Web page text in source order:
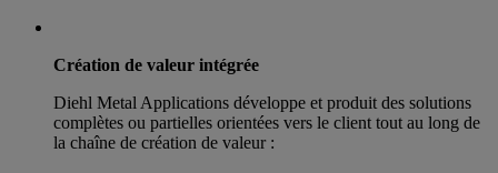
Création de valeur intégrée
Diehl Metal Applications développe et produit des solutions
complètes ou partielles orientées vers le client tout au long de
la chaîne de création de valeur :